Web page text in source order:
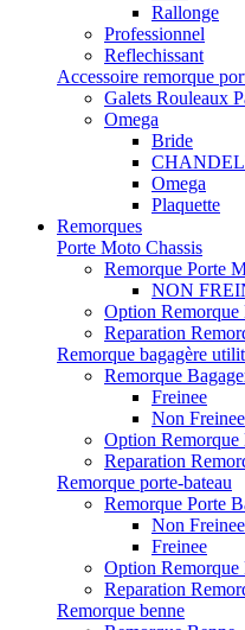
Rallonge
Professionnel
Reflechissant
Accessoire remorque
Galets Rouleaux
Omega
Bride
Omega
Plaquette
Remorques
Porte Moto Chassis
Remorque Porte
NON
Option Remorque
Reparation
Remorque bagagère
Remorque
Freinee
Non Freinee
Option
Reparation
Remorque porte-bateau
Remorque Porte
Non Freinee
Freinee
Option Remorque
Reparation
Remorque benne